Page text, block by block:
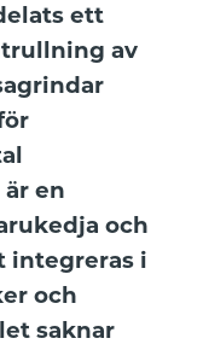
ett
av
en
och
integreras i
och
saknar